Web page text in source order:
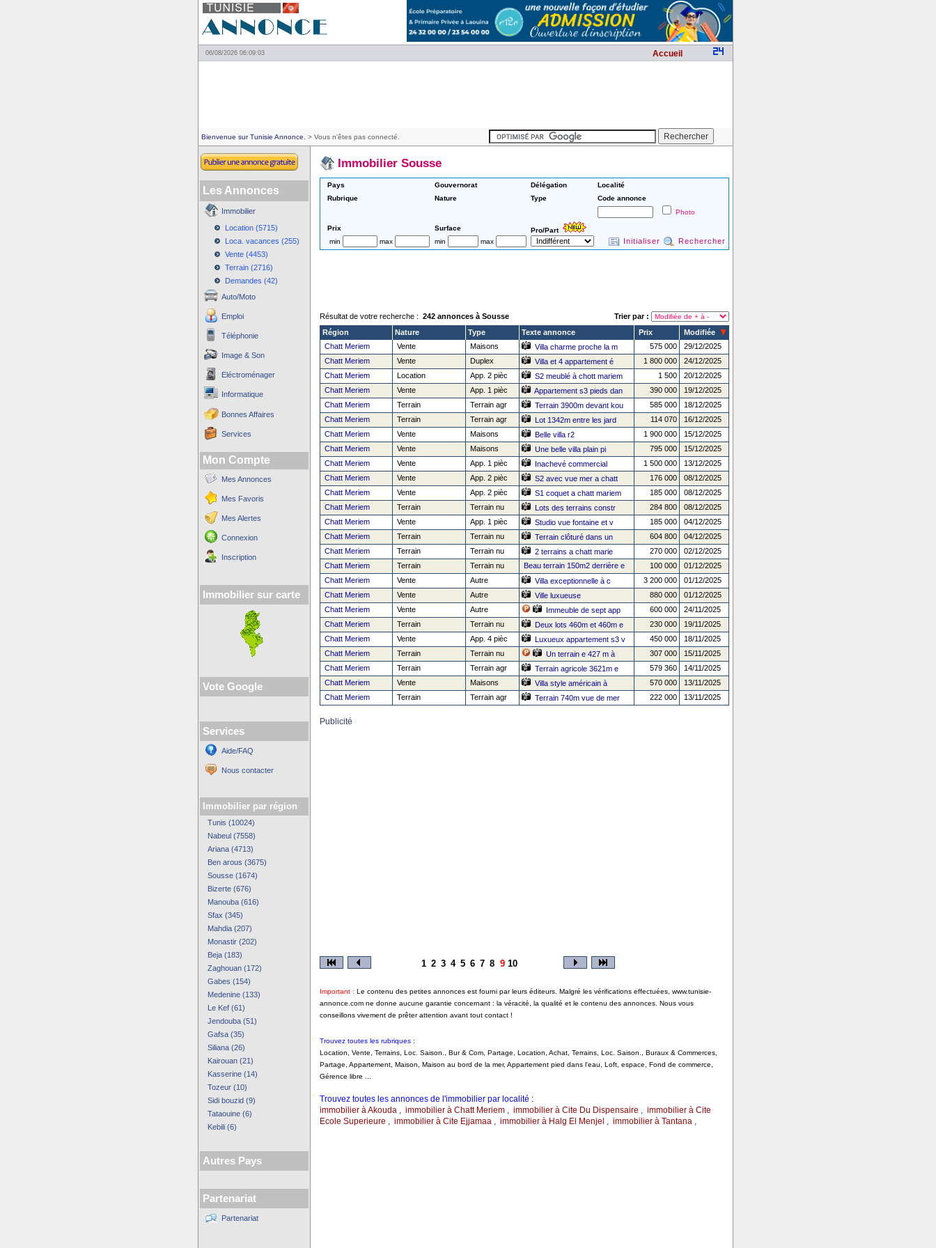
06/08/2026 06:09:03 Accueil
Bienvenue sur Tunisie Annonce. > Vous n'êtes pas connecté.
Les Annonces
Immobilier
Location (5715)
Loca. vacances (255)
Vente (4453)
Terrain (2716)
Demandes (42)
Auto/Moto
Emploi
Téléphonie
Image & Son
Eléctroménager
Informatique
Bonnes Affaires
Services
Mon Compte
Mes Annonces
Mes Favoris
Mes Alertes
Connexion
Inscription
Immobilier sur carte
Vote Google
Services
Aide/FAQ
Nous contacter
Immobilier par région
Tunis (10024)
Nabeul (7558)
Ariana (4713)
Ben arous (3675)
Sousse (1674)
Bizerte (676)
Manouba (616)
Sfax (345)
Mahdia (207)
Monastir (202)
Beja (183)
Zaghouan (172)
Gabes (154)
Medenine (133)
Le Kef (61)
Jendouba (51)
Gafsa (35)
Siliana (26)
Kairouan (21)
Kasserine (14)
Tozeur (10)
Sidi bouzid (9)
Tataouine (6)
Kebili (6)
Autres Pays
Partenariat
Partenariat
Immobilier Sousse
Pays Gouvernorat Délégation
Localité
Rubrique
Nature Type
Code annonce
Photo
Prix Surface
Pro/Part
min
max min max Initialiser Rechercher
Résultat de votre recherche : 242 annonces à Sousse
Trier par :
Région
Nature Type Texte annonce Prix
Modifiée
Chatt Meriem
Vente Maisons Villa charme proche la m 575 000
29/12/2025
Chatt Meriem
Vente Duplex Villa et 4 appartement é 1 800 000
24/12/2025
Chatt Meriem
Location App. 2 pièc S2 meublé à chott mariem 1 500
20/12/2025
Chatt Meriem
Vente App. 1 pièc Appartement s3 pieds dan 390 000
19/12/2025
Chatt Meriem
Terrain Terrain agr Terrain 3900m devant kou 585 000
18/12/2025
Chatt Meriem
Terrain Terrain agr Lot 1342m entre les jard 114 070
16/12/2025
Chatt Meriem
Vente Maisons Belle villa r2 1 900 000
15/12/2025
Chatt Meriem
Vente Maisons Une belle villa plain pi 795 000
15/12/2025
Chatt Meriem
Vente App. 1 pièc Inachevé commercial 1 500 000
13/12/2025
Chatt Meriem
Vente App. 2 pièc S2 avec vue mer a chatt 176 000
08/12/2025
Chatt Meriem
Vente App. 2 pièc S1 coquet a chatt mariem 185 000
08/12/2025
Chatt Meriem
Terrain Terrain nu Lots des terrains constr 284 800
08/12/2025
Chatt Meriem
Vente App. 1 pièc Studio vue fontaine et v 185 000
04/12/2025
Chatt Meriem
Terrain Terrain nu Terrain clôturé dans un 604 800
04/12/2025
Chatt Meriem
Terrain Terrain nu 2 terrains a chatt marie 270 000
02/12/2025
Chatt Meriem
Terrain Terrain nu Beau terrain 150m2 derrière e 100 000
01/12/2025
Chatt Meriem
Vente Autre Villa exceptionnelle à c 3 200 000
01/12/2025
Chatt Meriem
Vente Autre Ville luxueuse 880 000
01/12/2025
Chatt Meriem
Vente Autre Immeuble de sept app 600 000
24/11/2025
Chatt Meriem
Terrain Terrain nu Deux lots 460m et 460m e 230 000
19/11/2025
Chatt Meriem
Vente App. 4 pièc Luxueux appartement s3 v 450 000
18/11/2025
Chatt Meriem
Terrain Terrain nu Un terrain e 427 m à 307 000
15/11/2025
Chatt Meriem
Terrain Terrain agr Terrain agricole 3621m e 579 360
14/11/2025
Chatt Meriem
Vente Maisons Villa style américain à 570 000
13/11/2025
Chatt Meriem
Terrain Terrain agr Terrain 740m vue de mer 222 000 13/11/2025
Publicité
1 2 3 4 5 6 7 8 9 10
Important : Le contenu des petites annonces est fourni par leurs éditeurs. Malgré les vérifications effectuées, www.tunisie-
annonce.com ne donne aucune garantie concernant : la véracité, la qualité et le contenu des annonces. Nous vous
conseillons vivement de prêter attention avant tout contact !
Trouvez toutes les rubriques :
Location, Vente, Terrains, Loc. Saison., Bur & Com, Partage, Location, Achat, Terrains, Loc. Saison., Buraux & Commerces,
Partage, Appartement, Maison, Maison au bord de la mer, Appartement pied dans l'eau, Loft, espace, Fond de commerce,
Gérence libre ...
Trouvez toutes les annonces de l'immobilier par localité :
immobilier à Akouda, immobilier à Chatt Meriem, immobilier à Cite Du Dispensaire , immobilier à Cite
Ecole Superieure , immobilier à Cite Ejjamaa, immobilier à Halg El Menjel , immobilier à Tantana,